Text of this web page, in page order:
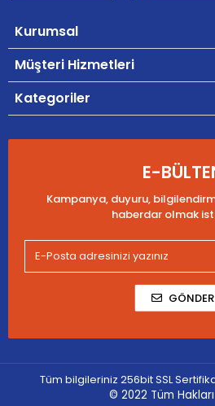
Kurumsal
Müşteri Hizmetleri
Kategoriler
E-
Kampanya, duyuru,
haberdar olmak
GÖNDER
Tüm bilgileriniz 256bit SSL
© 2022 Tüm Hakları